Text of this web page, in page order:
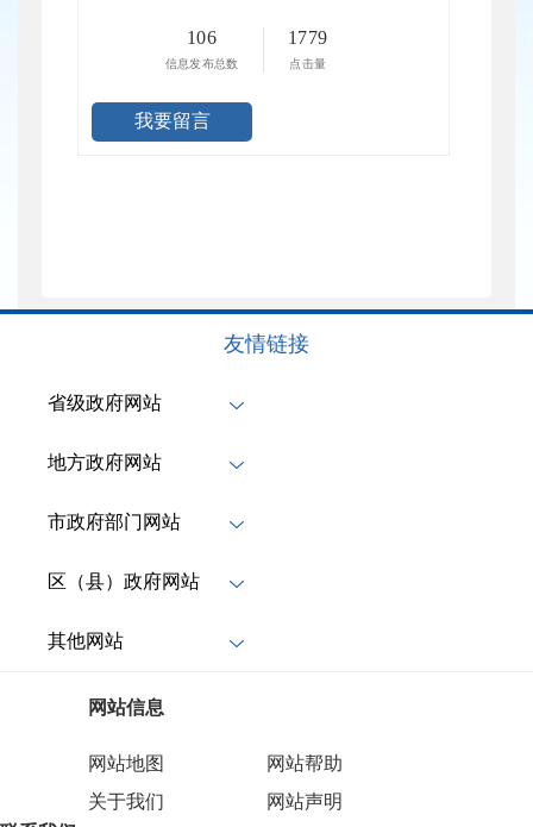
106
信息发布总数
1779
点击量
我要留言
友情链接
省级政府网站
地方政府网站
市政府部门网站
区（县）政府网站
其他网站
网站信息
网站地图
网站帮助
关于我们
网站声明